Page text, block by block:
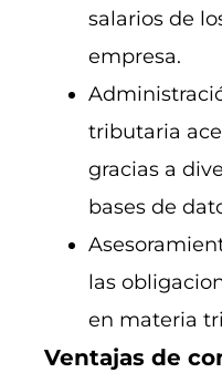
salarios de
empresa.
tributaria
gracias a
bases de
las
en materia
Ventajas de